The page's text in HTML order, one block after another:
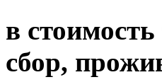
в
сбор,